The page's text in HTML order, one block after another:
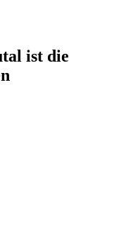
ist die